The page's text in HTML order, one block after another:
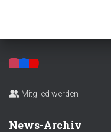
Mitglied werden
News-Archiv